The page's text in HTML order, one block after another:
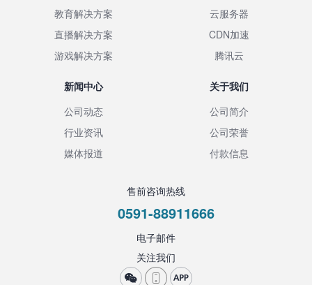
教育解决方案
直播解决方案
游戏解决方案
云服务器
CDN加速
腾讯云
新闻中心
公司动态
行业资讯
媒体报道
关于我们
公司简介
公司荣誉
付款信息
售前咨询热线
0591-88911666
电子邮件
关注我们